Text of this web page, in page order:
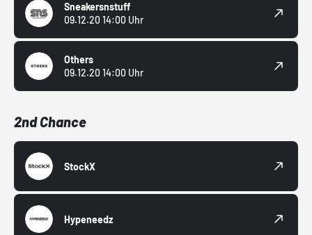
Sneakersnstuff
09.12.20 14:00 Uhr
Others
09.12.20 14:00 Uhr
2nd Chance
StockX
Hypeneedz